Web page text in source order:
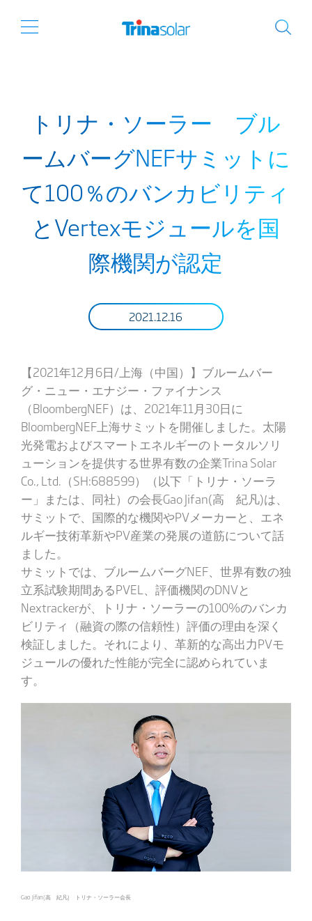
トリナ・ソーラー ブル
ームバーグNEFサミットに
て100％のバンカビリティ
とVertexモジュールを国
際機関が認定
2021.12.16
【2021年12月6日/上海（中国）】ブルームバー
グ・ニュー・エナジー・ファイナンス
（BloombergNEF）は、2021年11月30日に
BloombergNEF上海サミットを開催しました。太陽
光発電およびスマートエネルギーのトータルソリ
ューションを提供する世界有数の企業Trina Solar
Co., Ltd.（SH:688599）（以下「トリナ・ソーラ
ー」または、同社）の会長Gao Jifan(高 紀凡)は、
サミットで、国際的な機関やPVメーカーと、エネ
ルギー技術革新やPV産業の発展の道筋について話
ました。
サミットでは、ブルームバーグNEF、世界有数の独
立系試験期間あるPVEL、評価機関のDNVと
Nextrackerが、トリナ・ソーラーの100%のバンカ
ビリティ（融資の際の信頼性）評価の理由を深く
検証しました。それにより、革新的な高出力PVモ
ジュールの優れた性能が完全に認められていま
す。
Gao Jifan(高 紀凡) トリナ・ソーラー会長